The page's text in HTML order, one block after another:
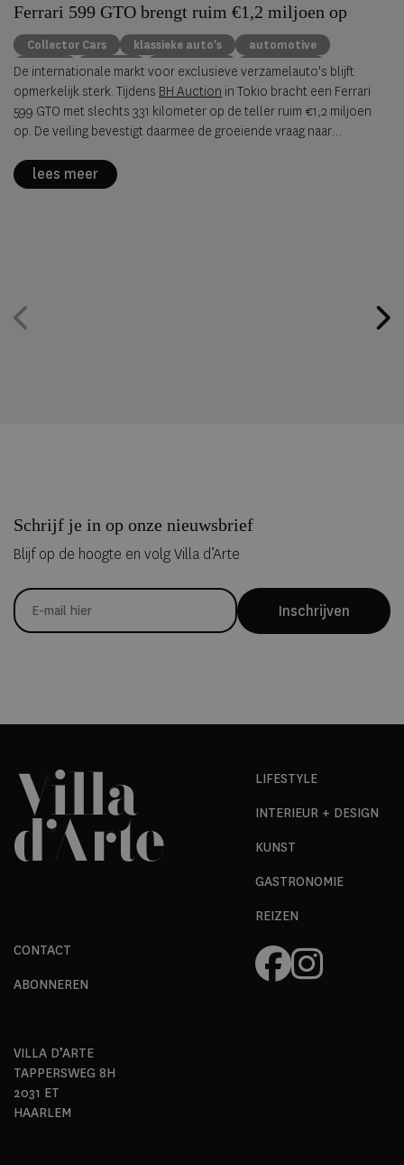
Ferrari 599 GTO brengt ruim €1,2 miljoen op
Collector Cars klassieke auto's
automotive
Ferrari
Porsche Alfa Romeo BH Auction
De internationale markt voor exclusieve verzamelauto's blijft
opmerkelijk sterk. Tijdens BH Auction in Tokio bracht een Ferrari
599 GTO met slechts 331 kilometer op de teller ruim €1,2 miljoen
op. De veiling bevestigt daarmee de groeiende vraag naar
tweeduizend.
lees meer
Schrijf je in op onze nieuwsbrief
Blijf op de hoogte en volg Villa d’Arte
Inschrijven
LIFESTYLE
INTERIEUR + DESIGN
KUNST
GASTRONOMIE
REIZEN
CONTACT
ABONNEREN
VILLA D’ARTE
TAPPERSWEG 8H
2031 ET
HAARLEM